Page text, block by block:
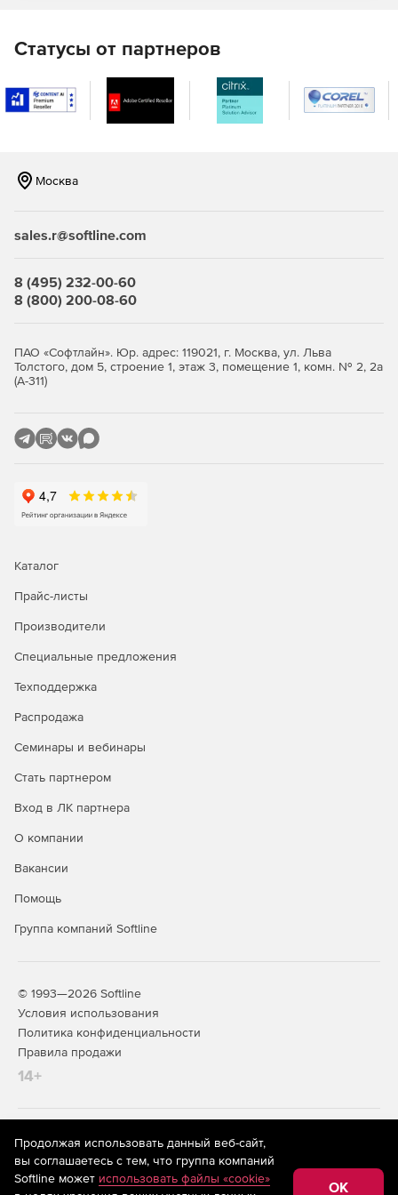
Профессиональные инструменты и службы для
разработки, предназначенные для индивидуальных
разработчиков или небольших групп.
Microsoft Visual Studio Enterprise:
Полный набор инструментов и служб для
проектирования, создания и развертывания сложных
Статусы от партнеров
Москва
sales.r@softline.com
8 (495) 232-00-60
8 (800) 200-08-60
ПАО «Софтлайн». Юр. адрес: 119021, г. Москва, ул. Льва
Толстого, дом 5, строение 1, этаж 3, помещение 1, комн. № 2, 2а
(А-311)
Каталог
Прайс-листы
Производители
Специальные предложения
Техподдержка
Распродажа
Семинары и вебинары
Стать партнером
Вход в ЛК партнера
О компании
Вакансии
Помощь
Группа компаний Softline
© 1993—2026 Softline
Условия использования
Политика конфиденциальности
Правила продажи
14+
На информационном ресурсе store.softline.ru применяются
рекомендательные технологии
(информационные технологии
предоставления информации на основе сбора,
систематизации и анализа сведений, относящихся к
Продолжая использовать данный веб-сайт,
вы соглашаетесь с тем, что группа компаний
Softline может использовать файлы «cookie»
OK